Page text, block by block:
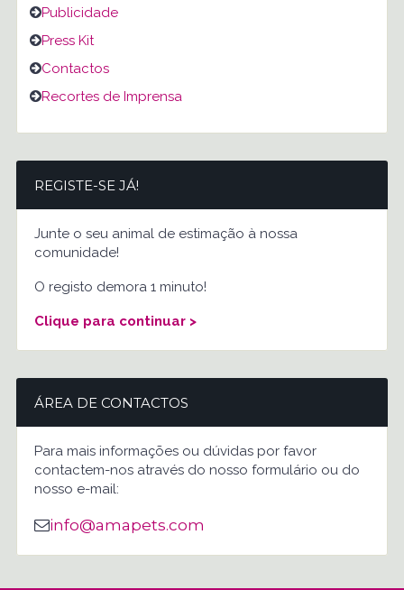
Publicidade
Press Kit
Contactos
Recortes de Imprensa
REGISTE-SE JÁ!
Junte o seu animal de estimação à nossa
comunidade!
O registo demora 1 minuto!
Clique para continuar >
ÁREA DE CONTACTOS
Para mais informações ou dúvidas por favor
contactem-nos através do nosso formulário ou do
nosso e-mail:
info@amapets.com